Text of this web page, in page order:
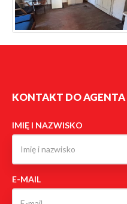
KONTAKT DO
IMIĘ I NAZWISKO
E-MAIL